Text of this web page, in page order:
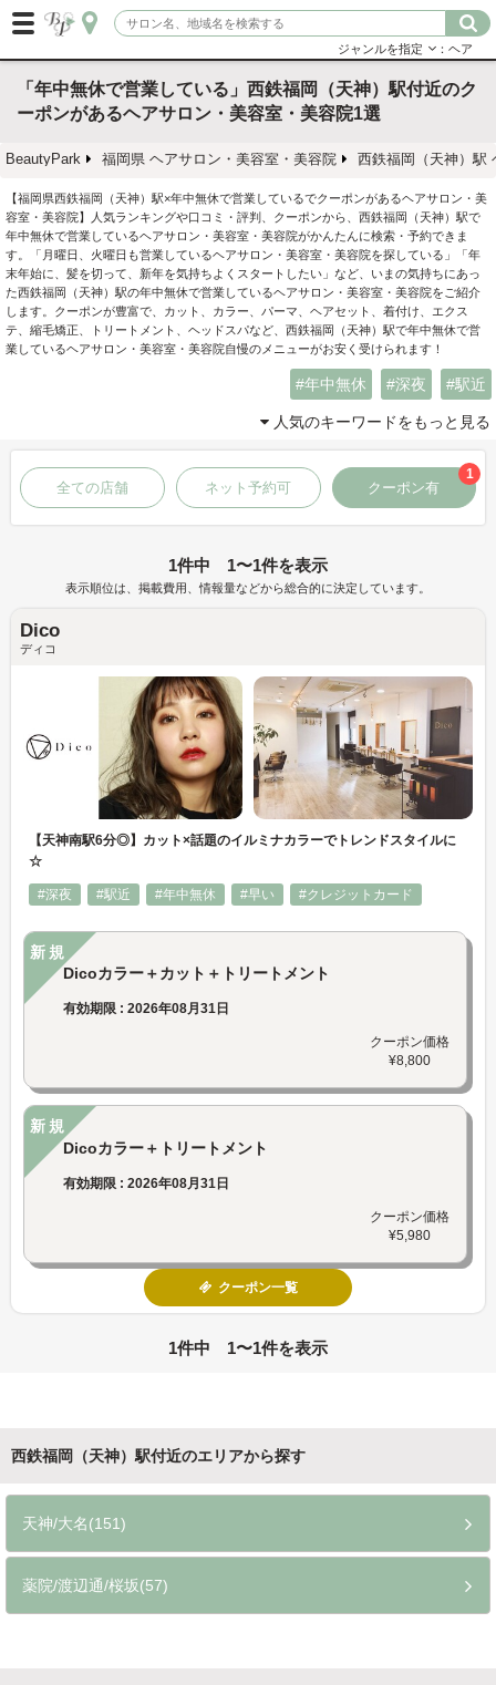
ジャンルを指定 ：ヘア
「年中無休で営業している」西鉄福岡（天神）駅付近のク
ーポンがあるヘアサロン・美容室・美容院1選
BeautyPark 福岡県 ヘアサロン・美容室・美容院 西鉄福岡（天神）駅
【福岡県西鉄福岡（天神）駅×年中無休で営業しているでクーポンがあるヘアサロン・美
容室・美容院】人気ランキングや口コミ・評判、クーポンから、西鉄福岡（天神）駅で
年中無休で営業しているヘアサロン・美容室・美容院がかんたんに検索・予約できま
す。「月曜日、火曜日も営業しているヘアサロン・美容室・美容院を探している」「年
末年始に、髪を切って、新年を気持ちよくスタートしたい」など、いまの気持ちにあっ
た西鉄福岡（天神）駅の年中無休で営業しているヘアサロン・美容室・美容院をご紹介
します。クーポンが豊富で、カット、カラー、パーマ、ヘアセット、着付け、エクス
テ、縮毛矯正、トリートメント、ヘッドスパなど、西鉄福岡（天神）駅で年中無休で営
業しているヘアサロン・美容室・美容院自慢のメニューがお安く受けられます！
年中無休 深夜 駅近
人気のキーワードをもっと見る
全ての店舗 ネット予約可 クーポン有
1
1件中 1〜1件を表示
表示順位は、掲載費用、情報量などから総合的に決定しています。
Dico
ディコ
【天神南駅6分◎】カット×話題のイルミナカラーでトレンドスタイルに
☆
#深夜 #駅近 #年中無休 #早い #クレジットカード
新規
Dicoカラー＋カット＋トリートメント
有効期限 : 2026年08月31日
クーポン価格
¥8,800
新規
Dicoカラー＋トリートメント
有効期限 : 2026年08月31日
クーポン価格
¥5,980
クーポン一覧
1件中 1〜1件を表示
西鉄福岡（天神）駅付近のエリアから探す
天神/大名(151)
薬院/渡辺通/桜坂(57)